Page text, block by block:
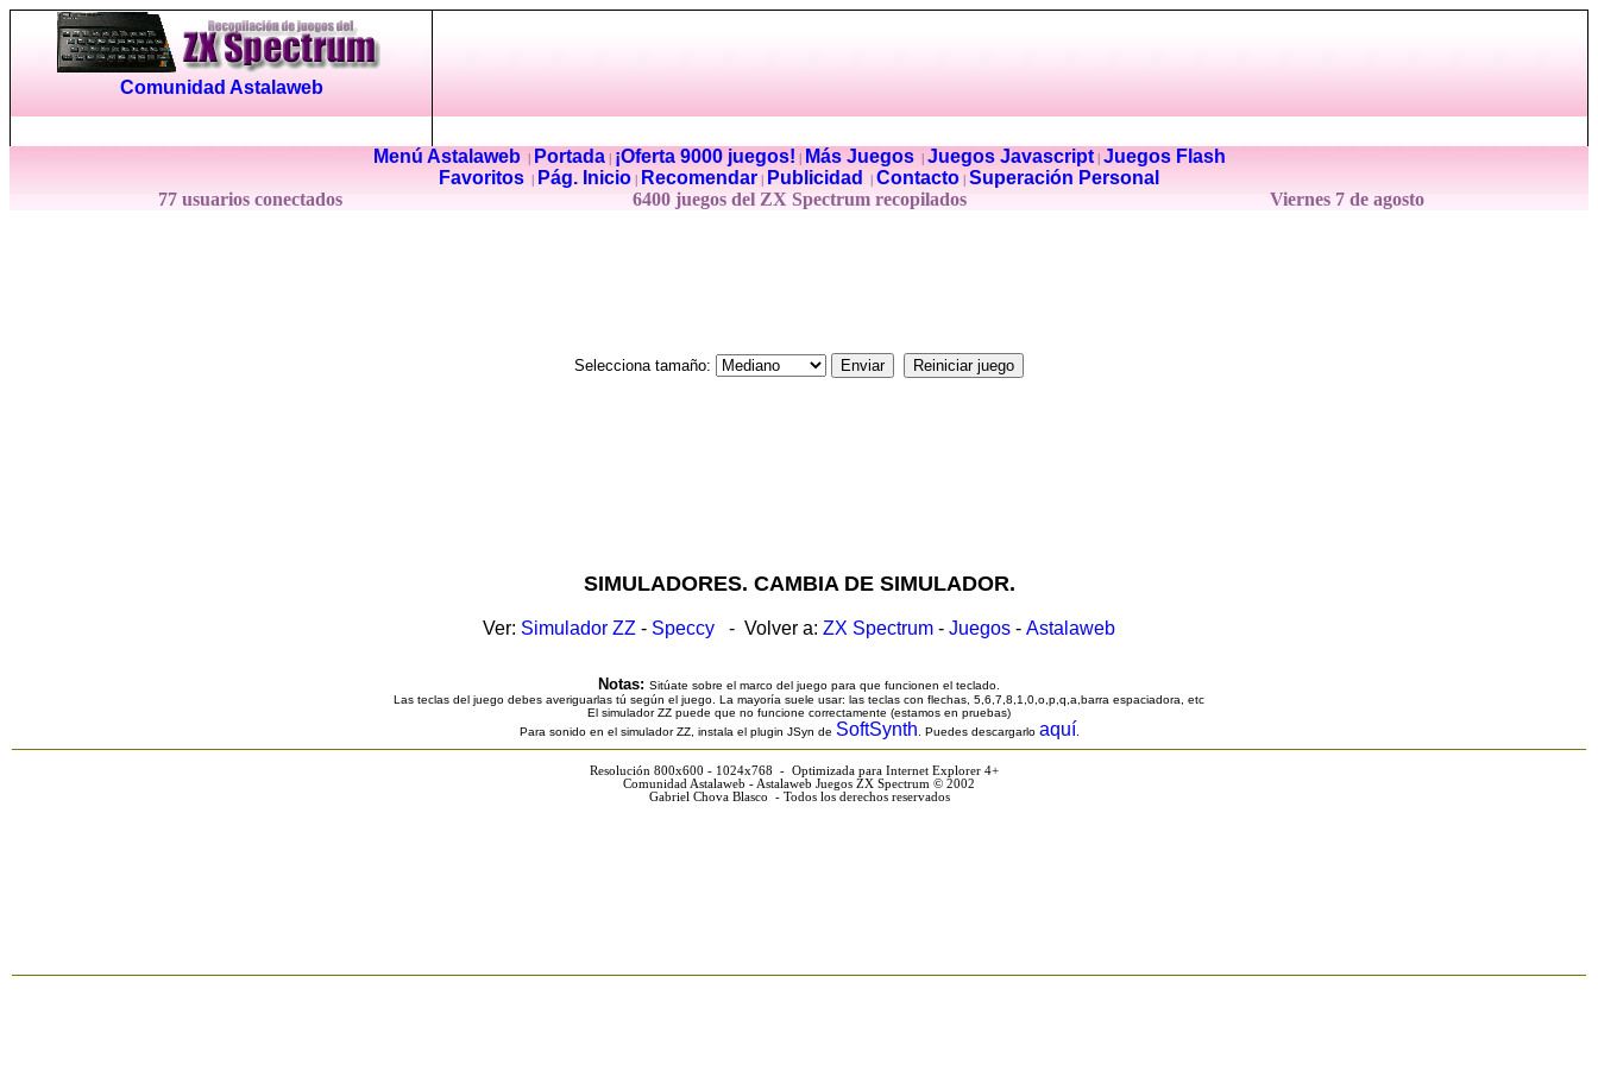
Comunidad Astalaweb
Menú Astalaweb| Portada| ¡Oferta 9000 juegos! Más Juegos| Juegos Javascript| Juegos Flash
Favoritos
Pág. Inicio Recomendar Publicidad Contacto Superación Personal
77 usuarios conectados
6400 juegos del ZX Spectrum recopilados Viernes 7 de agosto
Selecciona tamaño:
SIMULADORES. CAMBIA DE SIMULADOR.
Ver: Simulador ZZ - Speccy - Volver a: ZX Spectrum - Juegos - Astalaweb
Notas: Sitúate sobre el marco del juego para que funcionen el teclado.
Las teclas del juego debes averiguarlas tú según el juego. La mayoría suele usar: las teclas con flechas, 5,6,7,8,1,0,o,p,q,a,barra espaciadora, etc
El simulador ZZ puede que no funcione correctamente (estamos en pruebas)
Para sonido en el simulador ZZ, instala el plugin JSyn de SoftSynth . Puedes descargarlo aquí
Resolución 800x600 - 1024x768 - Optimizada para Internet Explorer 4+
Comunidad Astalaweb - Astalaweb Juegos ZX Spectrum © 2002
Gabriel Chova Blasco - Todos los derechos reservados